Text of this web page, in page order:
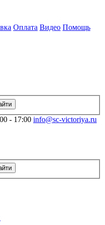
Оплата Видео Помощь
- 17:00 info@sc-victoriya.ru